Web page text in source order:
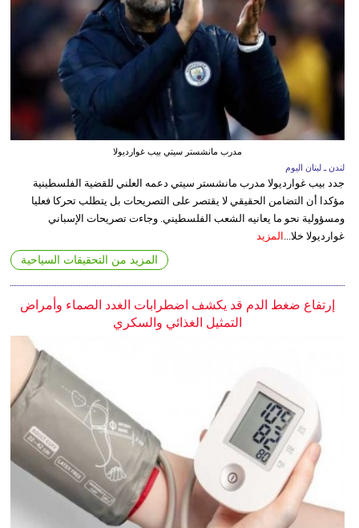
مدرب مانشستر سيتي بيب غوارديولا
لندن ـ لبنان اليوم
جدد بيب غوارديولا مدرب مانشستر سيتي دعمه العلني للقضية الفلسطينية
مؤكدا أن التضامن الحقيقي لا يقتصر على التصريحات بل يتطلب تحركا فعليا
ومسؤولية نحو ما يعانيه الشعب الفلسطيني. وجاءت تصريحات الإسباني
غوارديولا خلا... المزيد
المزيد من التحقيقات السياحية
إرتفاع ضغط الدم قد يكشف اضطرابات الغدد الصماء وأمراض
التمثيل الغذائي والسكري